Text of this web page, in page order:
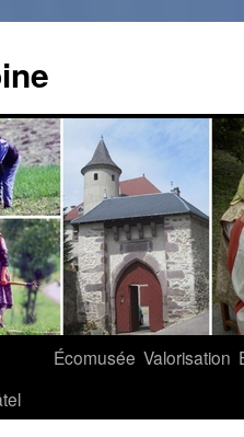
Écomusée Valorisation